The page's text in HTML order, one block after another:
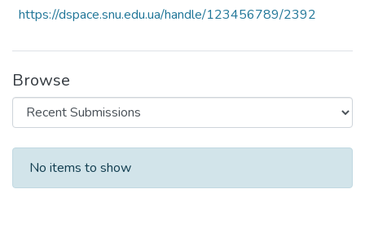
https://dspace.snu.edu.ua/handle/123456789/2392
Browse
Recent Submissions
No items to show